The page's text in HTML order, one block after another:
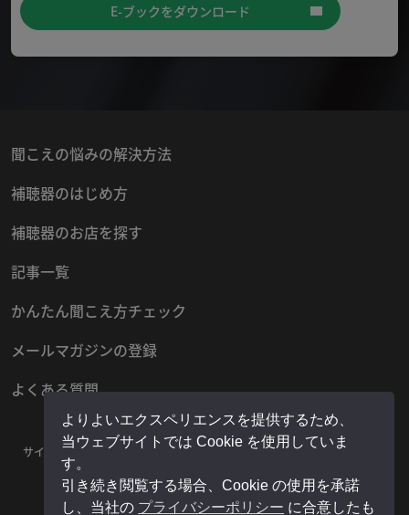
E-ブックをダウンロード
聞こえの悩みの解決方法
補聴器のはじめ方
補聴器のお店を探す
記事一覧
かんたん聞こえ方チェック
メールマガジンの登録
よくある質問
サイトマップ プライバシーポリシー お問い合わせ
運営者情報
販売店様用マイページ
よりよいエクスペリエンスを提供するため、
当ウェブサイトでは Cookie を使用していま
す。
引き続き閲覧する場合、Cookie の使用を承諾
し、当社の プライバシーポリシー に合意したも